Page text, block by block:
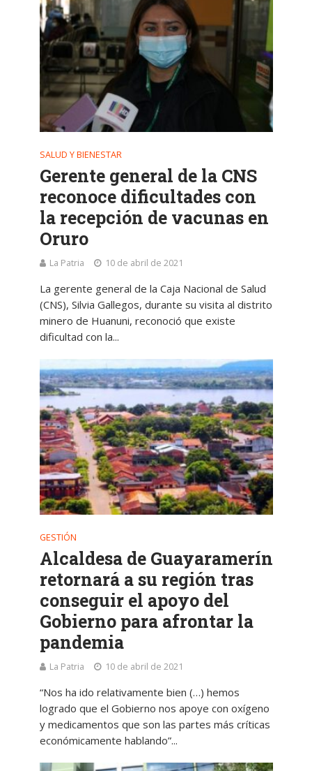
SALUD Y BIENESTAR
Gerente general de la CNS
reconoce dificultades con
la recepción de vacunas en
Oruro
La Patria 10 de abril de 2021
La gerente general de la Caja Nacional de Salud
(CNS), Silvia Gallegos, durante su visita al distrito
minero de Huanuni, reconoció que existe
dificultad con la...
GESTIÓN
Alcaldesa de Guayaramerín
retornará a su región tras
conseguir el apoyo del
Gobierno para afrontar la
pandemia
La Patria 10 de abril de 2021
“Nos ha ido relativamente bien (…) hemos
logrado que el Gobierno nos apoye con oxígeno
y medicamentos que son las partes más críticas
económicamente hablando”...